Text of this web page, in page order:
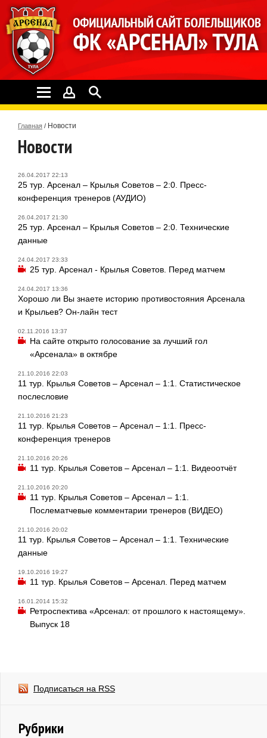
Главная / Новости
Новости
26.04.2017 22:13
25 тур. Арсенал – Крылья Советов – 2:0. Пресс-
конференция тренеров (АУДИО)
26.04.2017 21:30
25 тур. Арсенал – Крылья Советов – 2:0. Технические
данные
24.04.2017 23:33
25 тур. Арсенал - Крылья Советов. Перед матчем
24.04.2017 13:36
Хорошо ли Вы знаете историю противостояния Арсенала
и Крыльев? Он-лайн тест
02.11.2016 13:37
На сайте открыто голосование за лучший гол
«Арсенала» в октябре
21.10.2016 22:03
11 тур. Крылья Советов – Арсенал – 1:1. Статистическое
послесловие
21.10.2016 21:23
11 тур. Крылья Советов – Арсенал – 1:1. Пресс-
конференция тренеров
21.10.2016 20:26
11 тур. Крылья Советов – Арсенал – 1:1. Видеоотчёт
21.10.2016 20:20
11 тур. Крылья Советов – Арсенал – 1:1.
Послематчевые комментарии тренеров (ВИДЕО)
21.10.2016 20:02
11 тур. Крылья Советов – Арсенал – 1:1. Технические
данные
19.10.2016 19:27
11 тур. Крылья Советов – Арсенал. Перед матчем
16.01.2014 15:32
Ретроспектива «Арсенал: от прошлого к настоящему».
Выпуск 18
Подписаться на RSS
Рубрики